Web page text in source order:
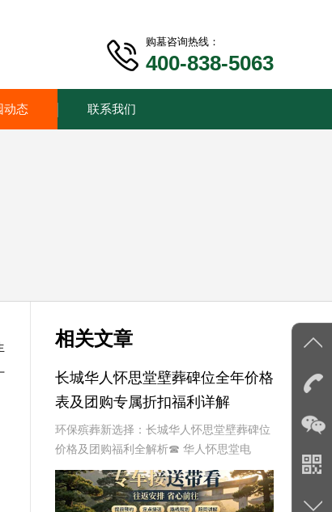
购墓咨询热线：
400-838-5063
动态 联系我们
相关文章
长城华人怀思堂壁葬碑位全年价格
表及团购专属折扣福利详解
环保殡葬新选择：长城华人怀思堂壁葬碑位
价格及团购福利全解析☎ 华人怀思堂电
话:400-838-5063随着现代人对身后事的规
划日益细致，壁葬作为一种绿色、节地的殡
葬方式逐渐走进大众视野。长城华人怀思